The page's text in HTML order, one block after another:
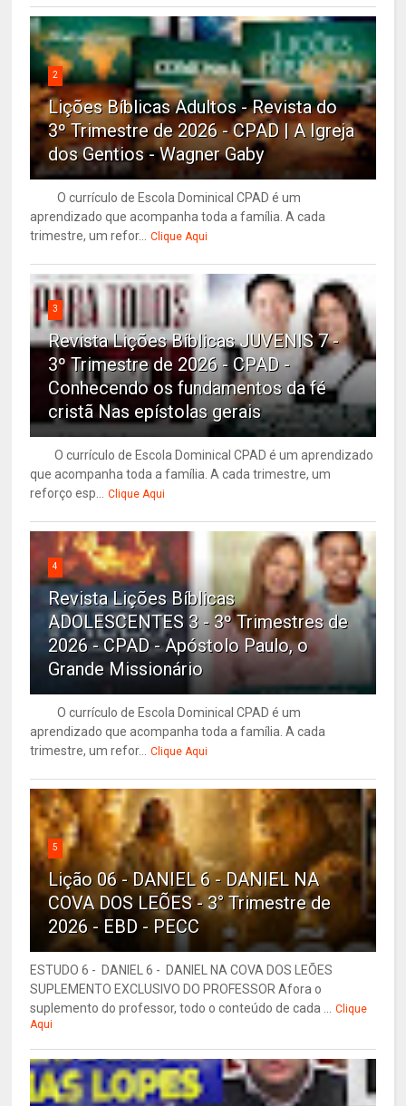
2
Lições Bíblicas Adultos - Revista do
3º Trimestre de 2026 - CPAD | A Igreja
dos Gentios - Wagner Gaby
O currículo de Escola Dominical CPAD é um
aprendizado que acompanha toda a família. A cada
trimestre, um refor... Clique Aqui
3
Revista Lições Bíblicas JUVENIS 7 -
3º Trimestre de 2026 - CPAD -
Conhecendo os fundamentos da fé
cristã Nas epístolas gerais
O currículo de Escola Dominical CPAD é um aprendizado
que acompanha toda a família. A cada trimestre, um
reforço esp... Clique Aqui
4
Revista Lições Bíblicas
ADOLESCENTES 3 - 3º Trimestres de
2026 - CPAD - Apóstolo Paulo, o
Grande Missionário
O currículo de Escola Dominical CPAD é um
aprendizado que acompanha toda a família. A cada
trimestre, um refor... Clique Aqui
5
Lição 06 - DANIEL 6 - DANIEL NA
COVA DOS LEÕES - 3° Trimestre de
2026 - EBD - PECC
ESTUDO 6 - DANIEL 6 - DANIEL NA COVA DOS LEÕES
SUPLEMENTO EXCLUSIVO DO PROFESSOR Afora o
suplemento do professor, todo o conteúdo de cada ... Clique
Aqui